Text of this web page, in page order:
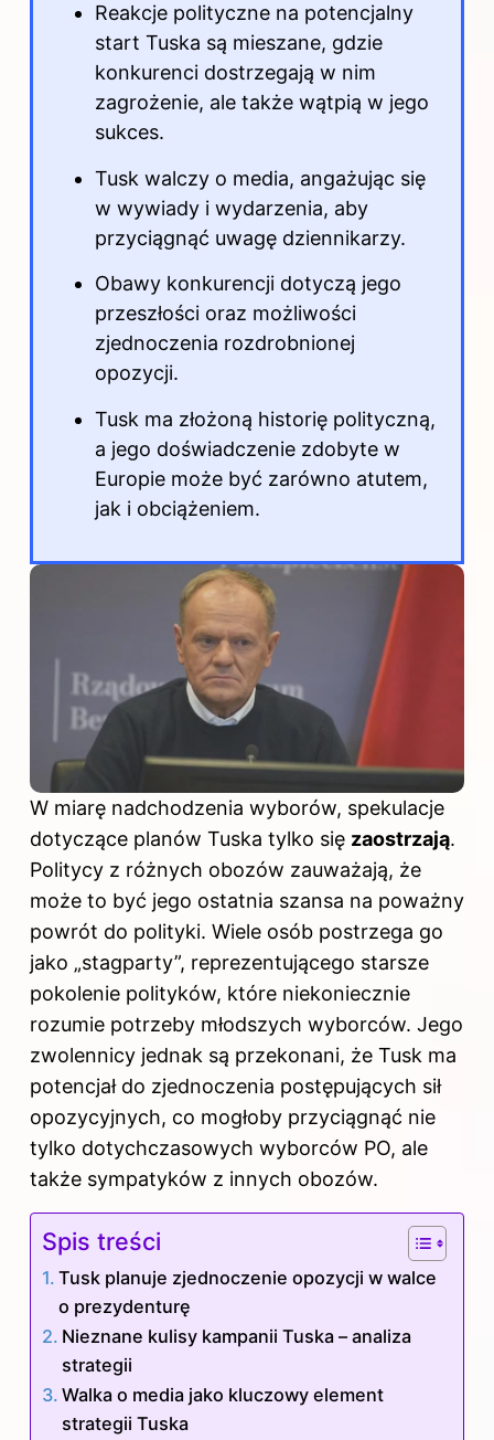
Reakcje polityczne na potencjalny
start Tuska są mieszane, gdzie
konkurenci dostrzegają w nim
zagrożenie, ale także wątpią w jego
sukces.
Tusk walczy o media, angażując się
w wywiady i wydarzenia, aby
przyciągnąć uwagę dziennikarzy.
Obawy konkurencji dotyczą jego
przeszłości oraz możliwości
zjednoczenia rozdrobnionej
opozycji.
Tusk ma złożoną historię polityczną,
a jego doświadczenie zdobyte w
Europie może być zarówno atutem,
jak i obciążeniem.
W miarę nadchodzenia wyborów, spekulacje
dotyczące planów Tuska tylko się zaostrzają.
Politycy z różnych obozów zauważają, że
może to być jego ostatnia szansa na poważny
powrót do polityki. Wiele osób postrzega go
jako „stagparty”, reprezentującego starsze
pokolenie polityków, które niekoniecznie
rozumie potrzeby młodszych wyborców. Jego
zwolennicy jednak są przekonani, że Tusk ma
potencjał do zjednoczenia postępujących sił
opozycyjnych, co mogłoby przyciągnąć nie
tylko dotychczasowych wyborców PO, ale
także sympatyków z innych obozów.
Spis treści
Tusk planuje zjednoczenie opozycji w walce
o prezydenturę
Nieznane kulisy kampanii Tuska – analiza
strategii
Walka o media jako kluczowy element
strategii Tuska